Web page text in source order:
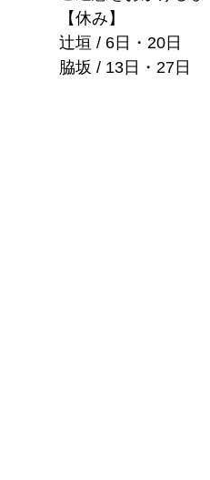
【休み】
辻垣 / 6日・20日
脇坂 / 13日・27日